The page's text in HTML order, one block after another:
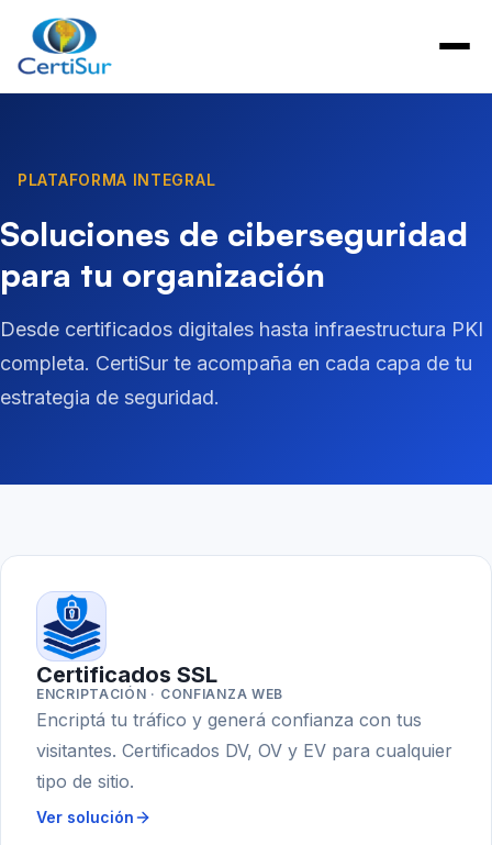
PLATAFORMA INTEGRAL
Soluciones de ciberseguridad
para tu organización
Desde certificados digitales hasta infraestructura PKI
completa. CertiSur te acompaña en cada capa de tu
estrategia de seguridad.
Certificados SSL
ENCRIPTACIÓN · CONFIANZA WEB
Encriptá tu tráfico y generá confianza con tus
visitantes. Certificados DV, OV y EV para cualquier
tipo de sitio.
Ver solución